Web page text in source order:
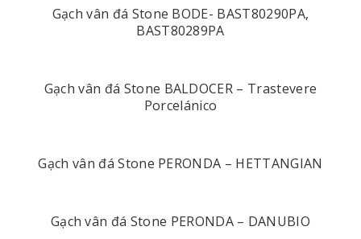
Gạch vân đá Stone BODE- BAST80290PA,
BAST80289PA
Gạch vân đá Stone BALDOCER – Trastevere
Porcelánico
Gạch vân đá Stone PERONDA – HETTANGIAN
Gạch vân đá Stone PERONDA – DANUBIO